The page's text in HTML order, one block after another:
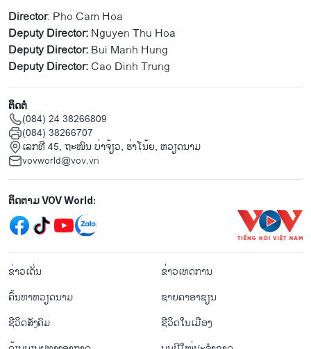
Director: Pho Cam Hoa
Deputy Director:Nguyen Thu Hoa
Deputy Director:Bui Manh Hung
Deputy Director:Cao Dinh Trung
ຕິດຕໍ່
(084) 24 38266809
(084) 38266707
ເລກທີ 45, ຖະໜົນ ບ່າ​ຈ້ຽວ, ຮ່າ​ໂນ້ຍ, ຫວຽດນາມ
vovworld@vov.vn
Mạng xã hội
ຕິດຕາມ VOV World:
menu footer tiếng Lào
ຂ່າວເດັ່ນ
ຂ່າວເຫດການ
ຄົ້ນຫາຫວຽດນາມ
ຊາຍຄາອາຊຽນ
ຊີ​ວິດ​ສັງ​ຄົມ
ຊີ​ວິດ​ໃນ​ເມືອງ